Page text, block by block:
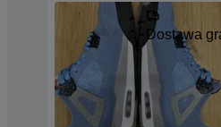
Dostawa